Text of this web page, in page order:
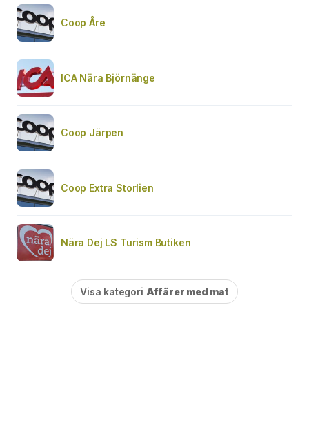
Coop Åre
ICA Nära Björnänge
Coop Järpen
Coop Extra Storlien
Nära Dej LS Turism Butiken
Visa kategori Affärer med mat